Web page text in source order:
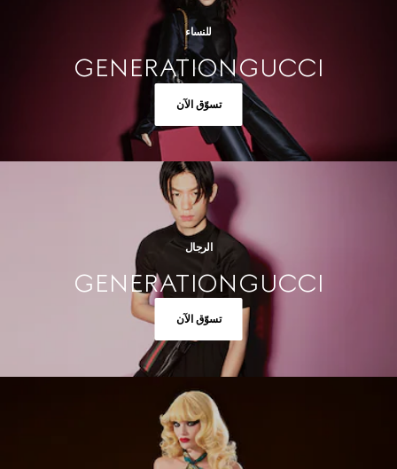
للنساء
GENERATION GUCCI
تسوّق الآن
الرجال
GENERATION GUCCI
تسوّق الآن